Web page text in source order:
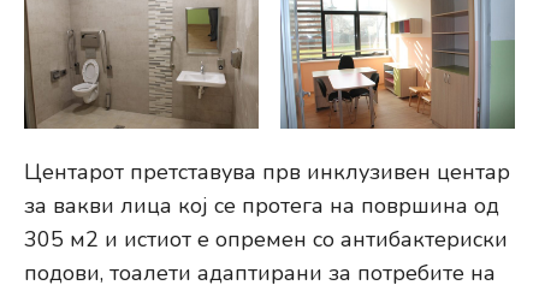
Центарот претставува прв инклузивен центар
за вакви лица кој се протега на површина од
305 м2 и истиот е опремен со антибактериски
подови, тоалети адаптирани за потребите на